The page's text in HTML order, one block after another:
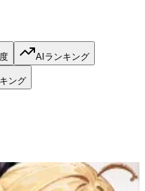
AIランキング
ング